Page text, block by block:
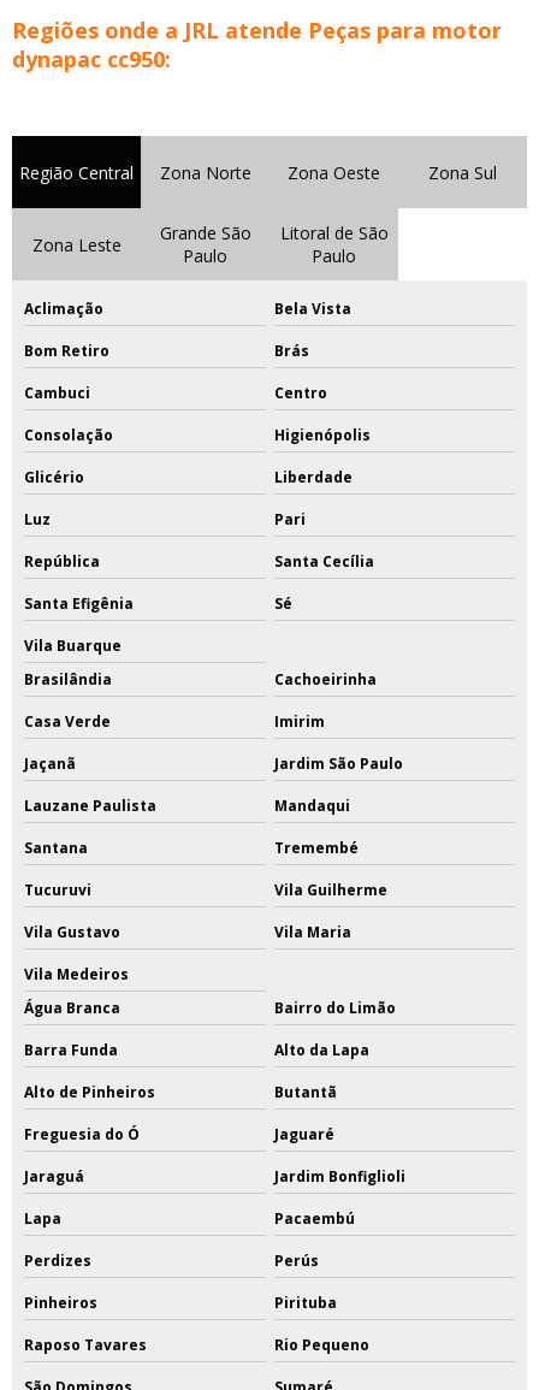
Regiões onde a JRL atende Peças para motor
dynapac cc950:
Região Central Zona Norte Zona Oeste Zona Sul
Zona Leste
Grande São
Paulo
Litoral de São
Paulo
Aclimação Bela Vista
Bom Retiro Brás
Cambuci Centro
Consolação Higienópolis
Glicério Liberdade
Luz Pari
República Santa Cecília
Santa Efigênia Sé
Vila Buarque
Brasilândia
Cachoeirinha
Casa Verde Imirim
Jaçanã Jardim São Paulo
Lauzane Paulista Mandaqui
Santana Tremembé
Tucuruvi Vila Guilherme
Vila Gustavo Vila Maria
Vila Medeiros
Água Branca
Bairro do Limão
Barra Funda Alto da Lapa
Alto de Pinheiros Butantã
Freguesia do Ó Jaguaré
Jaraguá Jardim Bonfiglioli
Lapa Pacaembú
Perdizes Perús
Pinheiros Pirituba
Raposo Tavares Rio Pequeno